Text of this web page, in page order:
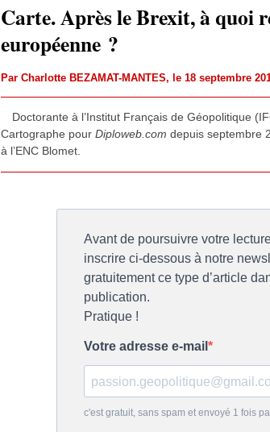
Carte. Après le Brexit, à quoi
européenne ?
Par Charlotte BEZAMAT-MANTES, le 18 septembre
Doctorante à l’Institut Français de Géopolitique
Cartographe pour Diploweb.com depuis septembre
à l’ENC Blomet.